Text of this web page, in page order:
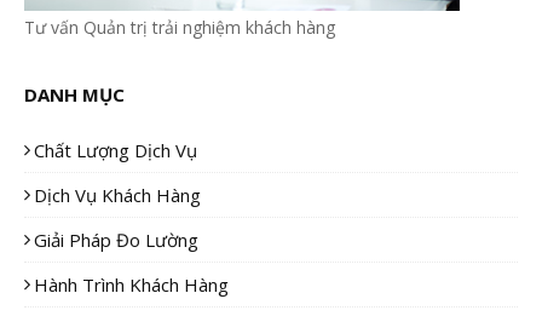
Tư vấn Quản trị trải nghiệm khách hàng
DANH MỤC
Chất Lượng Dịch Vụ
Dịch Vụ Khách Hàng
Giải Pháp Đo Lường
Hành Trình Khách Hàng